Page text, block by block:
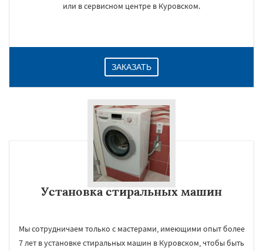
или в сервисном центре в Куровском.
ЗАКАЗАТЬ
Установка стиральных машин
Мы сотрудничаем только с мастерами, имеющими опыт более
7 лет в установке стиральных машин в Куровском, чтобы быть